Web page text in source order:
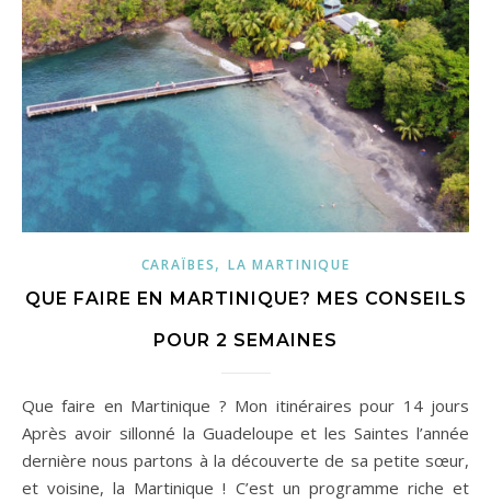
CARAÏBES,LA MARTINIQUE
QUE FAIRE EN MARTINIQUE? MES CONSEILS
POUR 2 SEMAINES
Que faire en Martinique ? Mon itinéraires pour 14 jours
Après avoir sillonné la Guadeloupe et les Saintes l’année
dernière nous partons à la découverte de sa petite sœur,
et voisine, la Martinique ! C’est un programme riche et